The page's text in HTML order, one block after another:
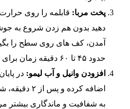
پخت مربا: قابلمه را روی
دهید بدون هم زدن شروع به
آمدن، کف های روی سطح را
حدود ۴۵ تا ۶۰ دقیقه زمان برای پخت لازم است.
افزودن وانیل و آب لیمو: در
اضافه کرده و
به شفافیت و ماندگاری بیشتر